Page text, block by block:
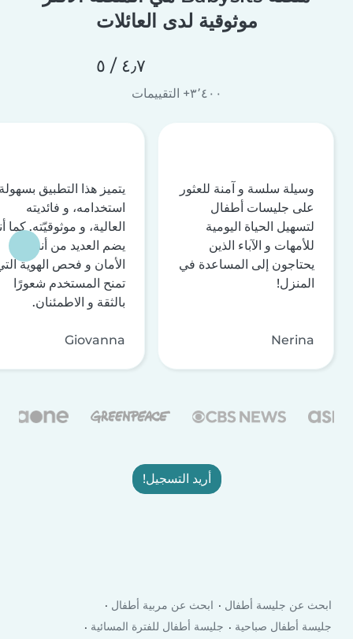
موثوقية لدى العائلات
٤٫٧ / ٥
٣٬٤٠٠+ التقييمات
وسيلة سلسة و آمنة للعثور
على جليسات أطفال
لتسهيل الحياة اليومية
للأمهات و الآباء الذين
يحتاجون إلى المساعدة في
المنزل!
Nerina
يتميز هذا التطبيق
استخدامه، و فائديته
العالية، و موثوقيّته. كما
يضم العديد من أنظمة
الأمان و فحص الهوية
تمنح المستخدم شعورًا
بالثقة و الاطمئنان.
Giovanna
أريد التسجيل!
ابحث عن جليسة أطفال
ابحث عن مربية أطفال
جليسة أطفال صباحية
جليسة أطفال للفترة المسائية